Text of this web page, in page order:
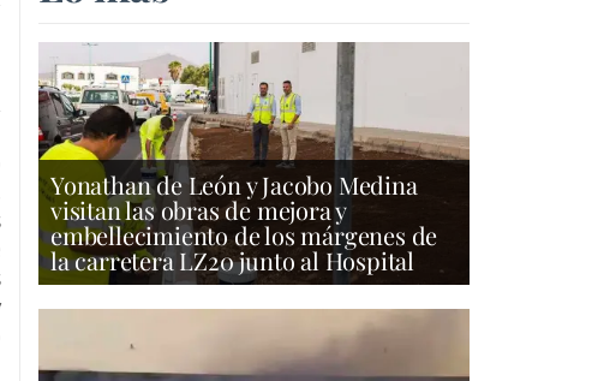
Yonathan de León y Jacobo Medina
visitan las obras de mejora y
embellecimiento de los márgenes de
la carretera LZ20 junto al Hospital